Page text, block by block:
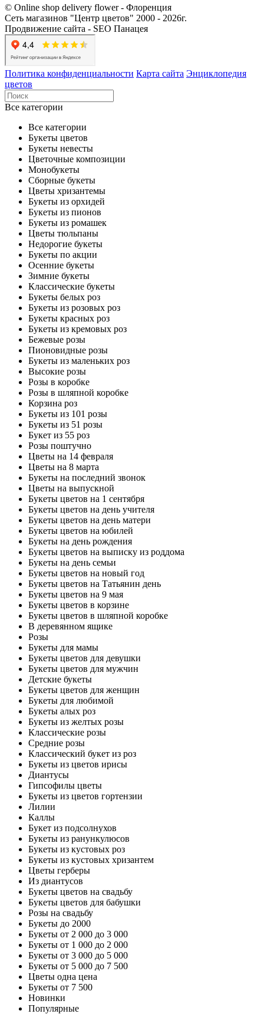
© Online shop delivery flower - Флоренция
Сеть магазинов "Центр цветов" 2000 ‐ 2026г.
Продвижение сайта - SEO Панацея
Политика конфиденциальности Карта сайта Энциклопедия
цветов
Все категории
Все категории
Букеты цветов
Букеты невесты
Цветочные композиции
Монобукеты
Сборные букеты
Цветы хризантемы
Букеты из орхидей
Букеты из пионов
Букеты из ромашек
Цветы тюльпаны
Недорогие букеты
Букеты по акции
Осенние букеты
Зимние букеты
Классические букеты
Букеты белых роз
Букеты из розовых роз
Букеты красных роз
Букеты из кремовых роз
Бежевые розы
Пионовидные розы
Букеты из маленьких роз
Высокие розы
Розы в коробке
Розы в шляпной коробке
Корзина роз
Букеты из 101 розы
Букеты из 51 розы
Букет из 55 роз
Розы поштучно
Цветы на 14 февраля
Цветы на 8 марта
Букеты на последний звонок
Цветы на выпускной
Букеты цветов на 1 сентября
Букеты цветов на день учителя
Букеты цветов на день матери
Букеты цветов на юбилей
Букеты на день рождения
Букеты цветов на выписку из роддома
Букеты на день семьи
Букеты цветов на новый год
Букеты цветов на Татьянин день
Букеты цветов на 9 мая
Букеты цветов в корзине
Букеты цветов в шляпной коробке
В деревянном ящике
Розы
Букеты для мамы
Букеты цветов для девушки
Букеты цветов для мужчин
Детские букеты
Букеты цветов для женщин
Букеты для любимой
Букеты алых роз
Букеты из желтых розы
Классические розы
Средние розы
Классический букет из роз
Букеты из цветов ирисы
Диантусы
Гипсофилы цветы
Букеты из цветов гортензии
Лилии
Каллы
Букет из подсолнухов
Букеты из ранункулюсов
Букеты из кустовых роз
Букеты из кустовых хризантем
Цветы герберы
Из диантусов
Букеты цветов на свадьбу
Букеты цветов для бабушки
Розы на свадьбу
Букеты до 2000
Букеты от 2 000 до 3 000
Букеты от 1 000 до 2 000
Букеты от 3 000 до 5 000
Букеты от 5 000 до 7 500
Цветы одна цена
Букеты от 7 500
Новинки
Популярные